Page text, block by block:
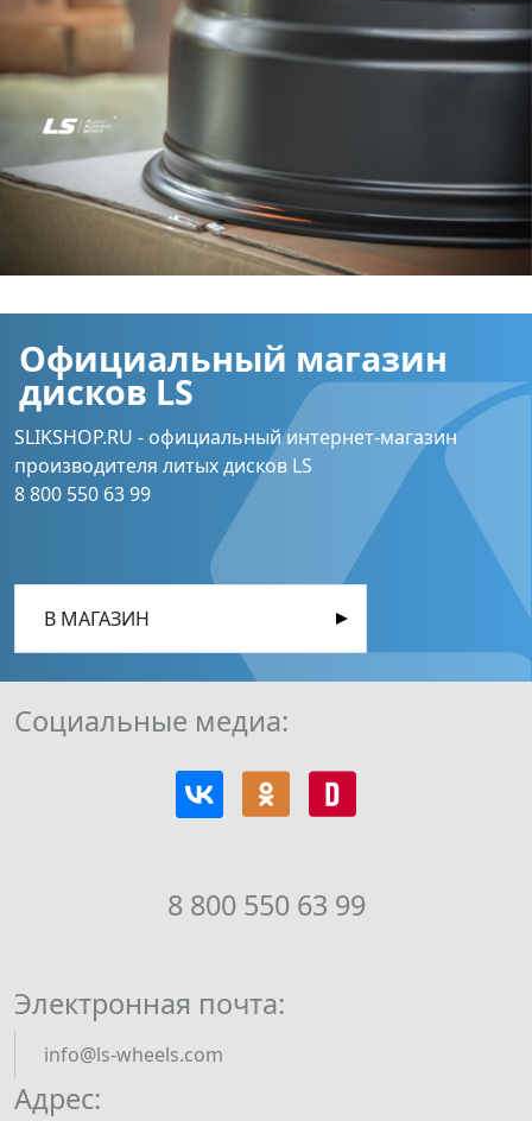
Официальный магазин
дисков LS
SLIKSHOP.RU - официальный интернет-магазин
производителя литых дисков LS
8 800 550 63 99
В МАГАЗИН
Адрес:
8 800 550 63 99
Электронная почта:
info@ls-wheels.com
Социальные медиа: